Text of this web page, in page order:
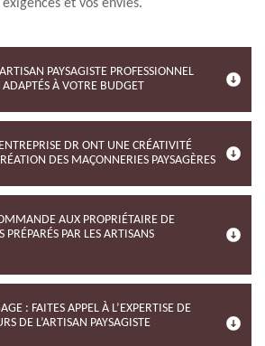
et vos envies.
PAYSAGISTE PROFESSIONNEL
À VOTRE BUDGET
DR ONT UNE CRÉATIVITÉ
DES MAÇONNERIES PAYSAGÈRES
AUX PROPRIÉTAIRE DE
PRÉPARÉS PAR LES ARTISANS
: FAITES APPEL À L’EXPERTISE DE
DE L’ARTISAN PAYSAGISTE